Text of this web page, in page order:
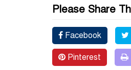
Please Share
Facebook
Pinterest